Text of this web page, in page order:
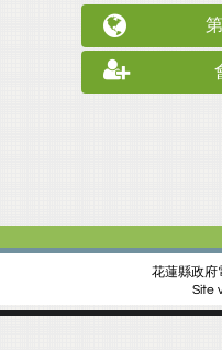
花蓮縣政府
Site